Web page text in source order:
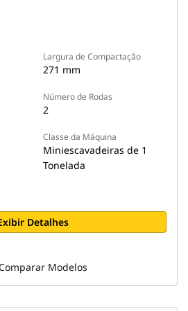
Largura de Compactação
271 mm
Número de Rodas
2
Classe da Máquina
Miniescavadeiras de 1
Tonelada
Detalhes
Comparar Modelos